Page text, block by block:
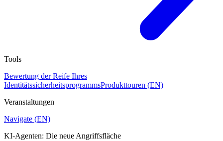
Tools
Bewertung der Reife Ihres
IdentitätssicherheitsprogrammsProdukttouren (EN)
Veranstaltungen
Navigate (EN)
KI-Agenten: Die neue Angriffsfläche